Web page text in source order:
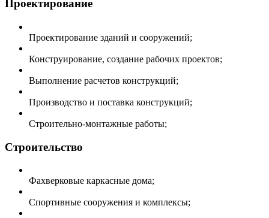
Проектирование
Проектирование зданий и сооружений;
Конструирование, создание рабочих проектов;
Выполнение расчетов конструкций;
Производство и поставка конструкций;
Строительно-монтажные работы;
Строительство
Фахверковые каркасные дома;
Спортивные сооружения и комплексы;